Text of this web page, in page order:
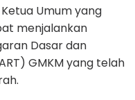
Umum yang
menjalankan
Dasar dan
GMKM yang telah